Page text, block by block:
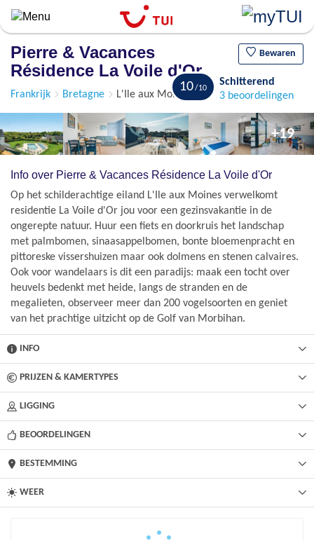
Overslaan
en
algemene
gaan
Pierre & Vacances
Résidence La Voile d'Or
Bewaren
Frankrijk Bretagne L'Ile aux Moines
10
Schitterend
3 beoordelingen
+19
Info over Pierre & Vacances Résidence La Voile d'Or
Op het schilderachtige eiland L'Ile aux Moines verwelkomt
residentie La Voile d'Or jou voor een gezinsvakantie in de
ongerepte natuur. Huur een fiets en doorkruis het landschap
met palmbomen, sinaasappelbomen, bonte bloemenpracht en
pittoreske vissershuizen maar ook dolmens en stenen calvaires.
Ook voor wandelaars is dit een paradijs: maak een tocht over
heuvels bedenkt met heide, langs de stranden en de
megalieten, observeer meer dan 200 vogelsoorten en geniet
van het prachtige uitzicht op de Golf van Morbihan.
INFO
PRIJZEN & KAMERTYPES
LIGGING
BEOORDELINGEN
BESTEMMING
WEER